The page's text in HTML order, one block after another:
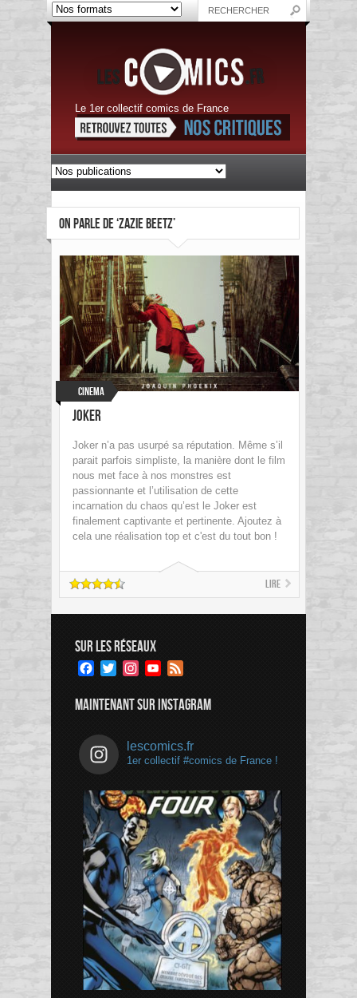
Le 1er collectif comics de France
ON PARLE DE ‘ZAZIE BEETZ’
Cinema
Joker
Joker n’a pas usurpé sa réputation. Même s’il
parait parfois simpliste, la manière dont le film
nous met face à nos monstres est
passionnante et l’utilisation de cette
incarnation du chaos qu’est le Joker est
finalement captivante et pertinente. Ajoutez à
cela une réalisation top et c'est du tout bon !
Lire
SUR LES RÉSEAUX
Facebook
TwitterInstagramYouTube
MAINTENANT SUR INSTAGRAM
lescomics.fr
1er collectif #comics de France !